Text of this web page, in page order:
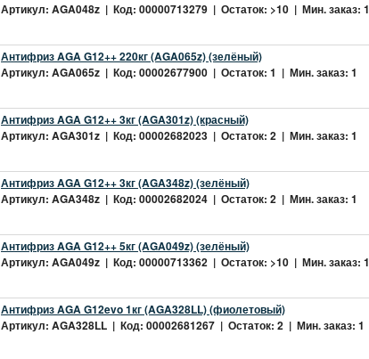
Артикул: AGA048z | Код: 00000713279 | Остаток: >10 | Мин. заказ: 1
Антифриз AGA G12++ 220кг (AGA065z) (зелёный)
Артикул: AGA065z | Код: 00002677900 | Остаток: 1 | Мин. заказ: 1
Антифриз AGA G12++ 3кг (AGA301z) (красный)
Артикул: AGA301z | Код: 00002682023 | Остаток: 2 | Мин. заказ: 1
Антифриз AGA G12++ 3кг (AGA348z) (зелёный)
Артикул: AGA348z | Код: 00002682024 | Остаток: 2 | Мин. заказ: 1
Антифриз AGA G12++ 5кг (AGA049z) (зелёный)
Артикул: AGA049z | Код: 00000713362 | Остаток: >10 | Мин. заказ: 1
Антифриз AGA G12evo 1кг (AGA328LL) (фиолетовый)
Артикул: AGA328LL | Код: 00002681267 | Остаток: 2 | Мин. заказ: 1